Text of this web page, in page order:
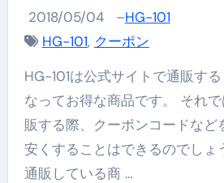
2018/05/04 –HG-101
HG-101, クーポン
HG-101は公式サイトで通販すると、送料が無料に
なってお得な商品です。 それ
販する際、クーポンコードなど
安くすることはできるのでしょ
通販している商 …